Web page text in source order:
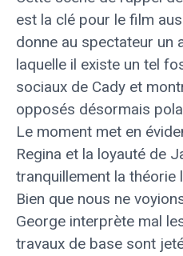
est la clé pour le film
donne au spectateur un
laquelle il existe un tel
sociaux de Cady et
opposés désormais
Le moment met en
Regina et la loyauté de
tranquillement la théorie
Bien que nous ne
George interprète mal
travaux de base sont